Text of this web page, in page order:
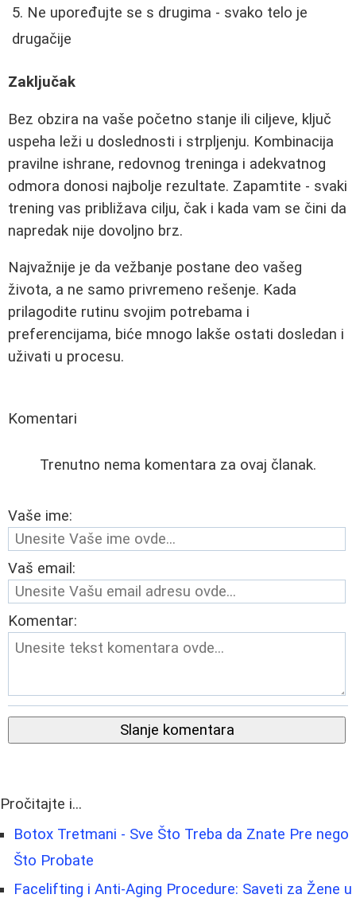
Ne upoređujte se s drugima - svako telo je
drugačije
Zaključak
Bez obzira na vaše početno stanje ili ciljeve, ključ
uspeha leži u doslednosti i strpljenju. Kombinacija
pravilne ishrane, redovnog treninga i adekvatnog
odmora donosi najbolje rezultate. Zapamtite - svaki
trening vas približava cilju, čak i kada vam se čini da
napredak nije dovoljno brz.
Najvažnije je da vežbanje postane deo vašeg
života, a ne samo privremeno rešenje. Kada
prilagodite rutinu svojim potrebama i
preferencijama, biće mnogo lakše ostati dosledan i
uživati u procesu.
Komentari
Trenutno nema komentara za ovaj članak.
Vaše ime:
Vaš email:
Komentar:
Slanje komentara
Pročitajte i...
Botox Tretmani - Sve Što Treba da Znate Pre nego
Što Probate
Facelifting i Anti-Aging Procedure: Saveti za Žene u